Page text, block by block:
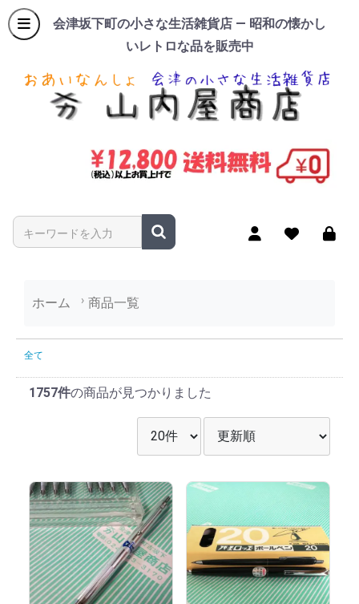
会津坂下町の小さな生活雑貨店 — 昭和の懐かし
いレトロな品を販売中
商品名やキーワードを入力
ホーム 商品一覧
商品一覧
全て
1757件の商品が見つかりました
並び順を選択